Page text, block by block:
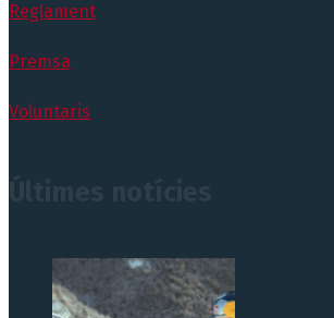
Reglament
Premsa
Voluntaris